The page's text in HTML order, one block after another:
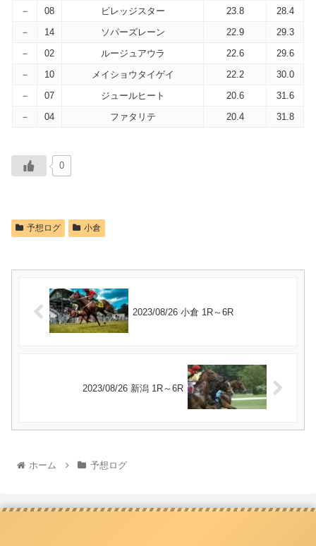
－
08 ビレッジスター 23.8
28.4
－
14 ソパーズレーン 22.9
29.3
－
02 ルージュアウラ 22.6
29.6
－
10 メイショウタイゲイ 22.2
30.0
－
07 ジュールヒート 20.6
31.6
－
04 ファタリテ 20.4 31.8
0
予想ログ 小倉
2023/08/26 小倉 1R～6R
2023/08/26 新潟 1R～6R
ホーム 予想ログ